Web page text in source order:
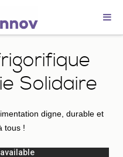
Solidaire
digne, durable et
tous !